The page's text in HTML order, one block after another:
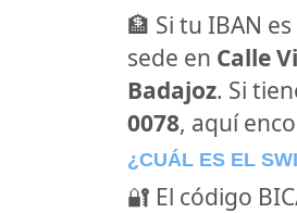
🏦 Si tu IBAN es
sede en Calle
Badajoz. Si
0078, aquí
¿CUÁL ES EL
🔐 El código